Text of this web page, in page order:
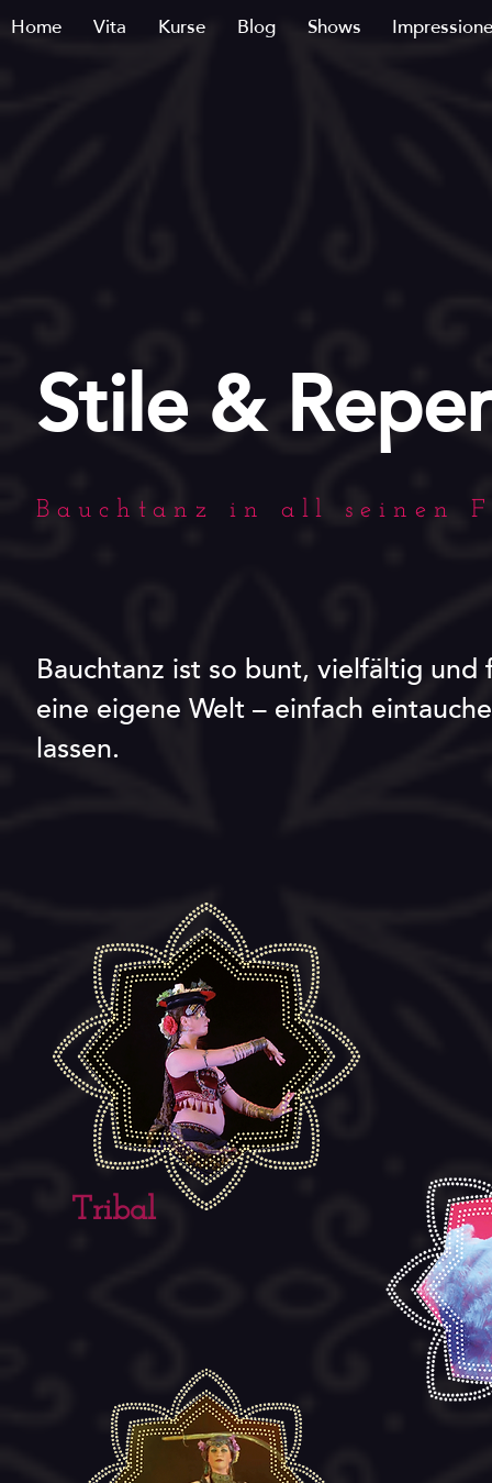
Home Vita Kurse Blog Shows
Stile &
Bauchtanz in all seinen
Bauchtanz ist so bunt, vielfältig
eine eigene Welt – einfach
lassen.
Tribal